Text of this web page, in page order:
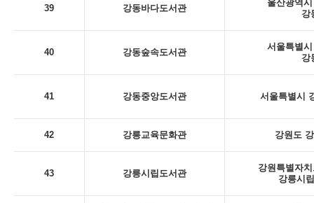
39 강동바다도서관
울산광역
강
40 강동숲속도서관
서울특별
강
41 강동중앙도서관 서울특별시
42 강릉교육문화관 강원도
43 강릉시립도서관
강원특별자
강릉시